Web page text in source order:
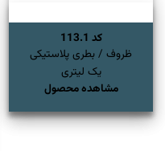
کد 113.1
ظروف / بطری پلاستیکی
یک لیتری
مشاهده محصول